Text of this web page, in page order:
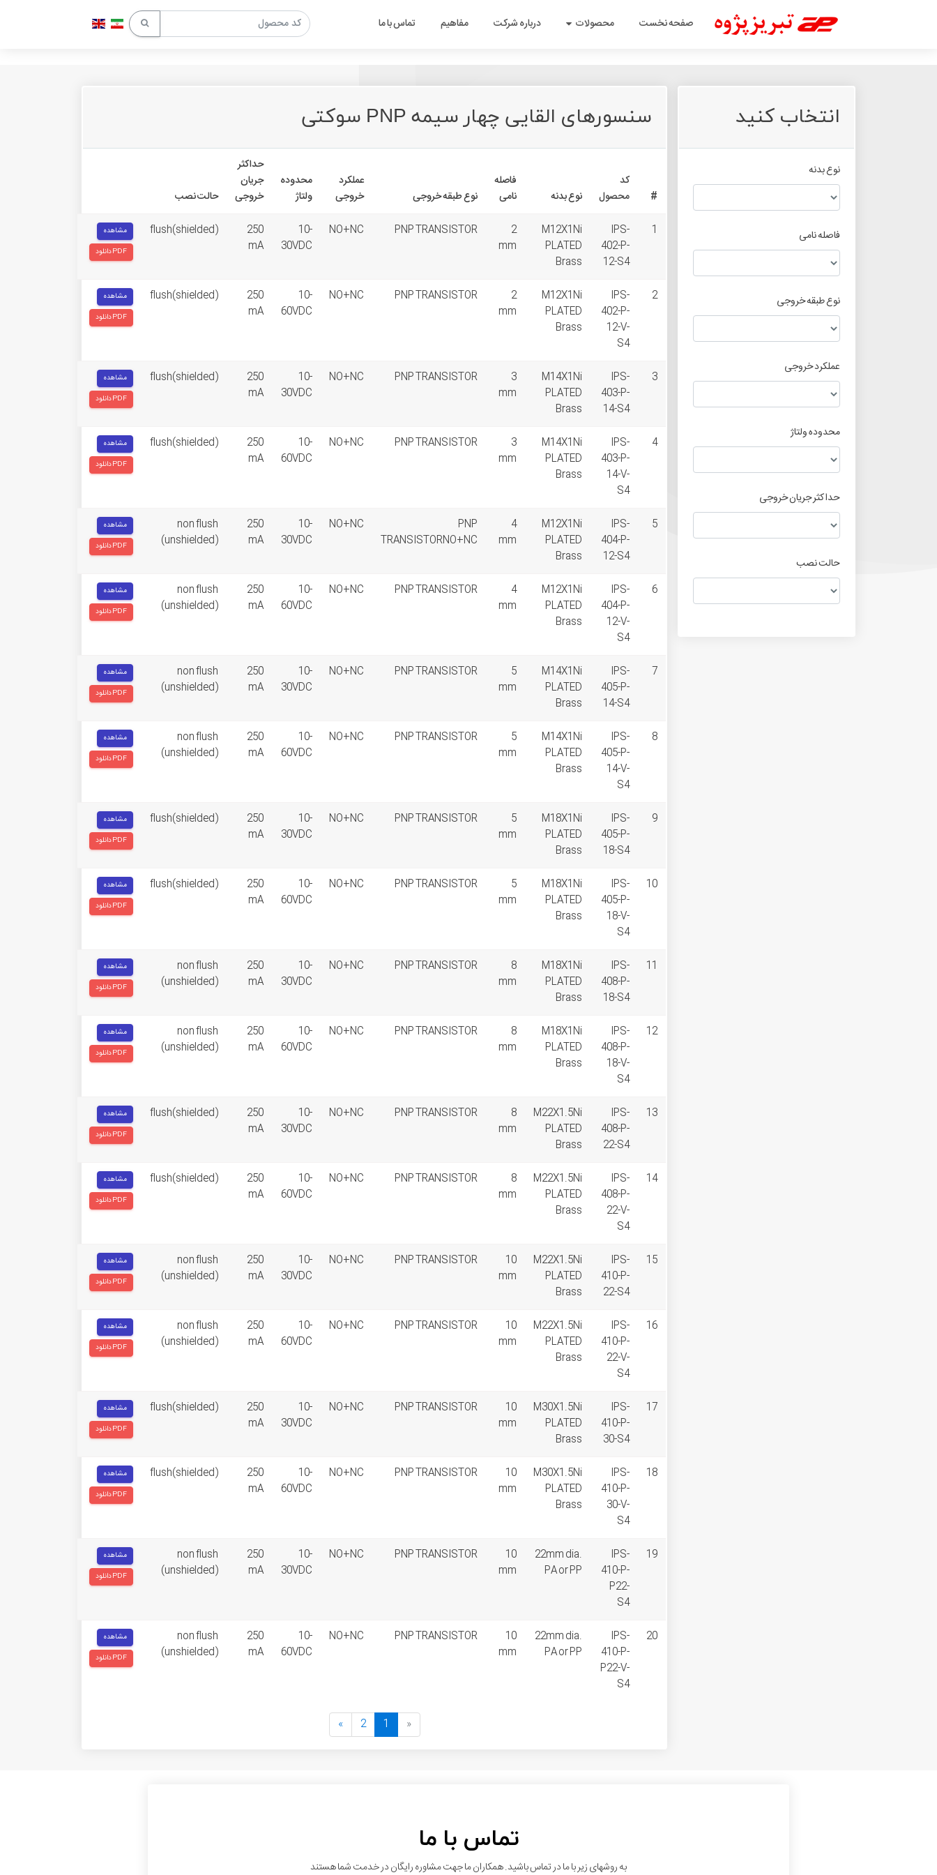
صفحه نخست
محصولات درباره شرکت مفاهیم تماس با ما
انتخاب کنید
نوع بدنه
فاصله نامی
نوع طبقه خروجی
عملکرد خروجی
محدوده ولتاژ
حداکثر جریان خروجی
حالت نصب
سنسورهای القایی چهار سیمه PNP سوکتی
#
کد
محصول
نوع بدنه
فاصله
نامی
نوع طبقه خروجی
عملکرد
خروجی
محدوده
ولتاژ
حداکثر
جریان
خروجی
حالت نصب
1
IPS-
402-P-
12-S4
M12X1Ni
PLATED
Brass
2
mm
PNP TRANSISTOR
NO+NC
10-
30VDC
250
mA
flush(shielded)
مشاهده
دانلود PDF
2
IPS-
402-P-
12-V-
S4
M12X1Ni
PLATED
Brass
2
mm
PNP TRANSISTOR
NO+NC
10-
60VDC
250
mA
flush(shielded)
مشاهده
دانلود PDF
3
IPS-
403-P-
14-S4
M14X1Ni
PLATED
Brass
3
mm
PNP TRANSISTOR
NO+NC
10-
30VDC
250
mA
flush(shielded)
مشاهده
دانلود PDF
4
IPS-
403-P-
14-V-
S4
M14X1Ni
PLATED
Brass
3
mm
PNP TRANSISTOR
NO+NC
10-
60VDC
250
mA
flush(shielded)
مشاهده
دانلود PDF
5
IPS-
404-P-
12-S4
M12X1Ni
PLATED
Brass
4
mm
PNP
TRANSISTORNO+NC
NO+NC
10-
30VDC
250
mA
non flush
(unshielded)
مشاهده
دانلود PDF
6
IPS-
404-P-
12-V-
S4
M12X1Ni
PLATED
Brass
4
mm
PNP TRANSISTOR
NO+NC
10-
60VDC
250
mA
non flush
(unshielded)
مشاهده
دانلود PDF
7
IPS-
405-P-
14-S4
M14X1Ni
PLATED
Brass
5
mm
PNP TRANSISTOR
NO+NC
10-
30VDC
250
mA
non flush
(unshielded)
مشاهده
دانلود PDF
8
IPS-
405-P-
14-V-
S4
M14X1Ni
PLATED
Brass
5
mm
PNP TRANSISTOR
NO+NC
10-
60VDC
250
mA
non flush
(unshielded)
مشاهده
دانلود PDF
9
IPS-
405-P-
18-S4
M18X1Ni
PLATED
Brass
5
mm
PNP TRANSISTOR
NO+NC
10-
30VDC
250
mA
flush(shielded)
مشاهده
دانلود PDF
10
IPS-
405-P-
18-V-
S4
M18X1Ni
PLATED
Brass
5
mm
PNP TRANSISTOR
NO+NC
10-
60VDC
250
mA
flush(shielded)
مشاهده
دانلود PDF
11
IPS-
408-P-
18-S4
M18X1Ni
PLATED
Brass
8
mm
PNP TRANSISTOR
NO+NC
10-
30VDC
250
mA
non flush
(unshielded)
مشاهده
دانلود PDF
12
IPS-
408-P-
18-V-
S4
M18X1Ni
PLATED
Brass
8
mm
PNP TRANSISTOR
NO+NC
10-
60VDC
250
mA
non flush
(unshielded)
مشاهده
دانلود PDF
13
IPS-
408-P-
22-S4
M22X1.5Ni
PLATED
Brass
8
mm
PNP TRANSISTOR
NO+NC
10-
30VDC
250
mA
flush(shielded)
مشاهده
دانلود PDF
14
IPS-
408-P-
22-V-
S4
M22X1.5Ni
PLATED
Brass
8
mm
PNP TRANSISTOR
NO+NC
10-
60VDC
250
mA
flush(shielded)
مشاهده
دانلود PDF
15
IPS-
410-P-
22-S4
M22X1.5Ni
PLATED
Brass
10
mm
PNP TRANSISTOR
NO+NC
10-
30VDC
250
mA
non flush
(unshielded)
مشاهده
دانلود PDF
16
IPS-
410-P-
22-V-
S4
M22X1.5Ni
PLATED
Brass
10
mm
PNP TRANSISTOR
NO+NC
10-
60VDC
250
mA
non flush
(unshielded)
مشاهده
دانلود PDF
17
IPS-
410-P-
30-S4
M30X1.5Ni
PLATED
Brass
10
mm
PNP TRANSISTOR
NO+NC
10-
30VDC
250
mA
flush(shielded)
مشاهده
دانلود PDF
18
IPS-
410-P-
30-V-
S4
M30X1.5Ni
PLATED
Brass
10
mm
PNP TRANSISTOR
NO+NC
10-
60VDC
250
mA
flush(shielded)
مشاهده
دانلود PDF
19
IPS-
410-P-
P22-
S4
22mm dia.
PA or PP
10
mm
PNP TRANSISTOR
NO+NC
10-
30VDC
250
mA
non flush
(unshielded)
مشاهده
دانلود PDF
20
IPS-
410-P-
P22-V-
S4
22mm dia.
PA or PP
10
mm
PNP TRANSISTOR
NO+NC
10-
60VDC
250
mA
non flush
(unshielded)
مشاهده
دانلود PDF
«
1
2
»
تماس با ما
به روشهای زیر با ما در تماس باشید. همکاران ما جهت مشاوره رایگان در خدمت شما هستند